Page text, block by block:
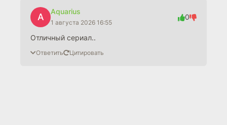
A
Aquarius
1 августа 2026 16:55
0
Отличный сериал..
Ответить Цитировать